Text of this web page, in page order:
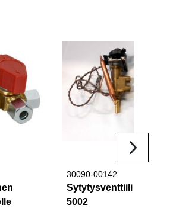
30090-00142
Sytytysventtiili S3002 ja
5002